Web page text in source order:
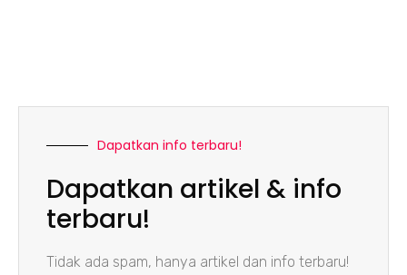
Dapatkan info terbaru!
Dapatkan artikel & info
terbaru!
Tidak ada spam, hanya artikel dan info terbaru!